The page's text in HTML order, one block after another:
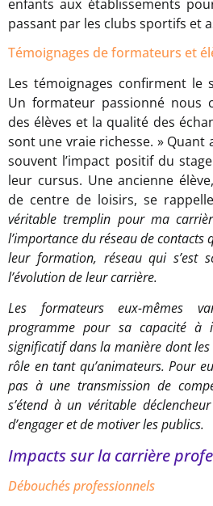
enfants aux établissements
passant par les clubs sportifs et
Témoignages de formateurs et
Les témoignages confirment le
Un formateur passionné nous
des élèves et la qualité des
sont une vraie richesse. » Quant
souvent l’impact positif du
leur cursus. Une ancienne
de centre de loisirs, se
véritable tremplin pour ma
l’importance du réseau de contacts
leur formation, réseau qui s’est
l’évolution de leur carrière.
Les formateurs eux-mêmes
programme pour sa capacité à
significatif dans la manière dont
rôle en tant qu’animateurs. Pour
pas à une transmission de
s’étend à un véritable
d’engager et de motiver les publics.
Impacts sur la carrière
Débouchés professionnels